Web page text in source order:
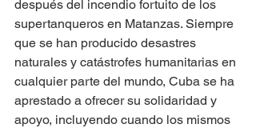
después del incendio fortuito de los
supertanqueros en Matanzas. Siempre
que se han producido desastres
naturales y catástrofes humanitarias en
cualquier parte del mundo, Cuba se ha
aprestado a ofrecer su solidaridad y
apoyo, incluyendo cuando los mismos